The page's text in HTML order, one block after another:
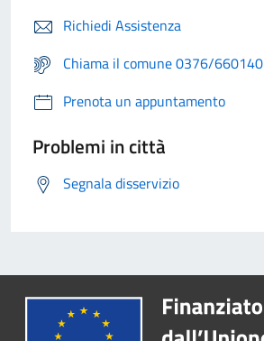
Richiedi Assistenza
Chiama il comune 0376/660140
Prenota un appuntamento
Problemi in città
Segnala disservizio